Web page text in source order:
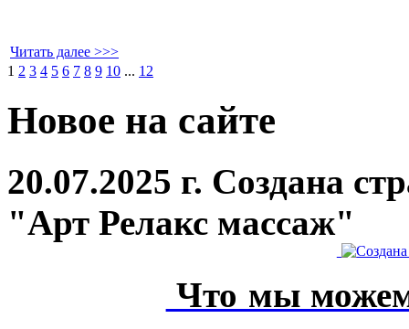
Читать далее >>>
1 2 3 4 5 6 7 8 9 10 ... 12
Новое на сайте
20.07.2025 г. Создана
"Арт Релакс массаж"
Что мы